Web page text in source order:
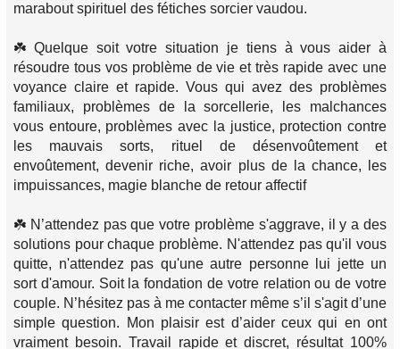
marabout spirituel des fétiches sorcier vaudou.
☘️ Quelque soit votre situation je tiens à vous aider à
résoudre tous vos problème de vie et très rapide avec une
voyance claire et rapide. Vous qui avez des problèmes
familiaux, problèmes de la sorcellerie, les malchances
vous entoure, problèmes avec la justice, protection contre
les mauvais sorts, rituel de désenvoûtement et
envoûtement, devenir riche, avoir plus de la chance, les
impuissances, magie blanche de retour affectif
☘️ N’attendez pas que votre problème s'aggrave, il y a des
solutions pour chaque problème. N'attendez pas qu'il vous
quitte, n'attendez pas qu'une autre personne lui jette un
sort d'amour. Soit la fondation de votre relation ou de votre
couple. N’hésitez pas à me contacter même s’il s'agit d’une
simple question. Mon plaisir est d’aider ceux qui en ont
vraiment besoin. Travail rapide et discret, résultat 100%